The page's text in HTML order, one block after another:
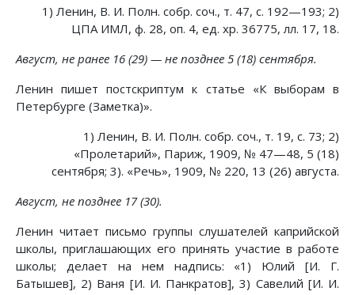
1) Ленин, В. И. Полн. собр. соч., т. 47, с. 192—193; 2)
ЦПА ИМЛ, ф. 28, оп. 4, ед. хр. 36775, лл. 17, 18.
Август, не ранее 16 (29) — не позднее 5 (18) сентября.
Ленин пишет постскриптум к статье «К выборам в
Петербурге (Заметка)».
1) Ленин, В. И. Полн. собр. соч., т. 19, с. 73; 2)
«Пролетарий», Париж, 1909, № 47—48, 5 (18)
сентября; 3). «Речь», 1909, № 220, 13 (26) августа.
Август, не позднее 17 (30).
Ленин читает письмо группы слушателей каприйской
школы, приглашающих его принять участие в работе
школы; делает на нем надпись: «1) Юлий [И. Г.
Батышев], 2) Ваня [И. И. Панкратов], 3) Савелий [И. И.